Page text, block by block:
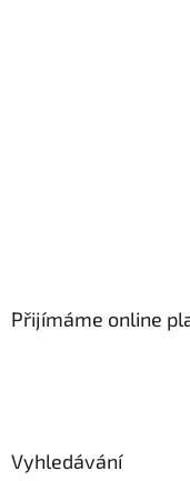
Přijímáme online
Vyhledávání